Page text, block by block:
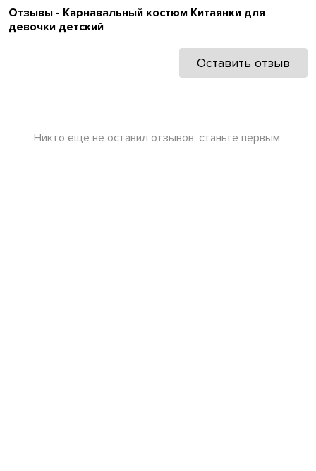
Отзывы - Карнавальный костюм Китаянки для
девочки детский
Оставить отзыв
Никто еще не оставил отзывов, станьте первым.